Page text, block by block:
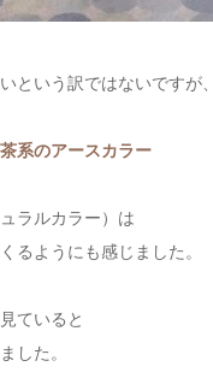
という訳ではないですが、
系のアースカラー
ラルカラー）は
るようにも感じました。
ていると
した。